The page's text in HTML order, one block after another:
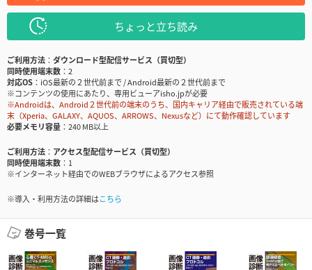
ちょっと立ち読み
ご利用方法
ダウンロード型配信サービス（買切型）
同時使用端末数
2
対応OS
iOS最新の２世代前まで / Android最新の２世代前まで
※コンテンツの使用にあたり、専用ビューアisho.jpが必要
※Androidは、Android２世代前の端末のうち、国内キャリア経由で販売されている端
末（Xperia、GALAXY、AQUOS、ARROWS、Nexusなど）にて動作確認しています
必要メモリ容量
240 MB以上
ご利用方法
アクセス型配信サービス（買切型）
同時使用端末数
1
※インターネット経由でのWEBブラウザによるアクセス参照
※導入・利用方法の詳細はこちら
巻号一覧